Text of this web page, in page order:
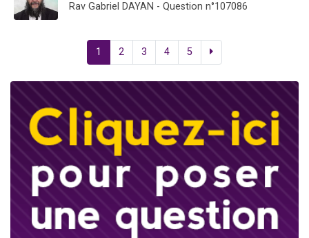
Rav Gabriel DAYAN - Question n°107086
1 2 3 4 5